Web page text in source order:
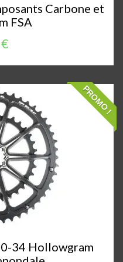
Carbone et
FSA
PROMO !
34 Hollowgram